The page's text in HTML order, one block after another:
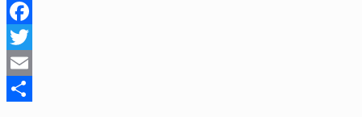
Facebook
Twitter
Email